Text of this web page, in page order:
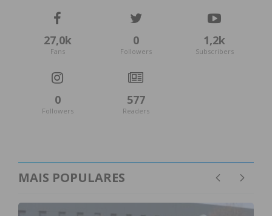
27,0k
Fans
0
Followers
1,2k
Subscribers
0
Followers
577
Readers
MAIS POPULARES